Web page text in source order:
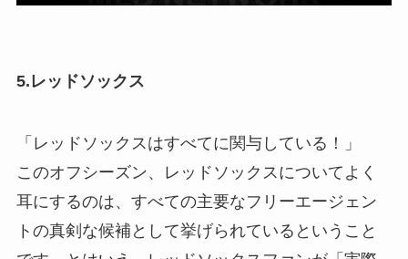
5.レッドソックス
「レッドソックスはすべてに関与している！」
このオフシーズン、レッドソックスについてよく
耳にするのは、すべての主要なフリーエージェン
トの真剣な候補として挙げられているということ